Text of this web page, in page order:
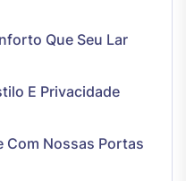
Que Seu Lar
E Privacidade
Com Nossas Portas